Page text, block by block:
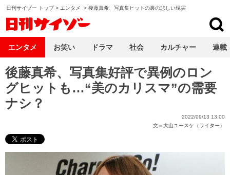
日刊サイゾー トップ> エンタメ > 後藤真希、写真集ヒットの裏の悲しい現実
後藤真希、写真集好評で異例のロン
グヒットも…“美のカリスマ”の需要
ナシ？
2022/09/13 13:00
文＝大山ユースケ（ライター）
エンタメ お笑い ドラマ 社会 カルチャー 連載